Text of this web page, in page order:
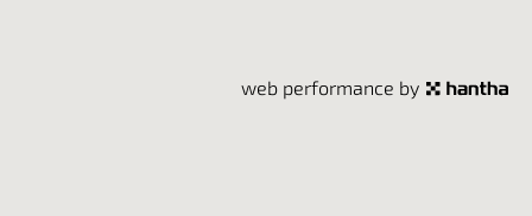
web performance by